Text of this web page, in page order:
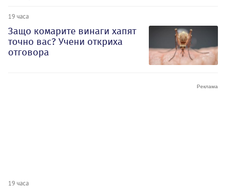
19 часа
Защо комарите винаги хапят
точно вас? Учени откриха
отговора
19 часа